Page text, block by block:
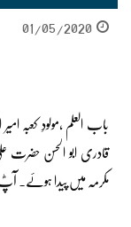
01/05/2020
باب العلم ،مولودِ کعبہ
مکرمہ میں پیدا ہوئے۔ آپؓ